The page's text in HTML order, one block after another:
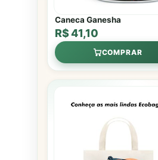
Caneca Ganesha
R$ 41,10
COMPRAR